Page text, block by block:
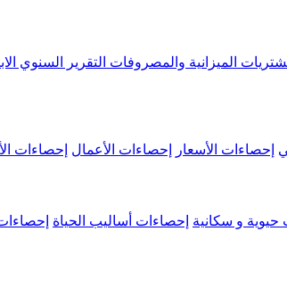
الميزانية والمصروفات التقرير السنوي
إحصاءات الأسعار إحصاءات الأعمال إحصاءات
حيوية و سكانية إحصاءات أساليب الحياة